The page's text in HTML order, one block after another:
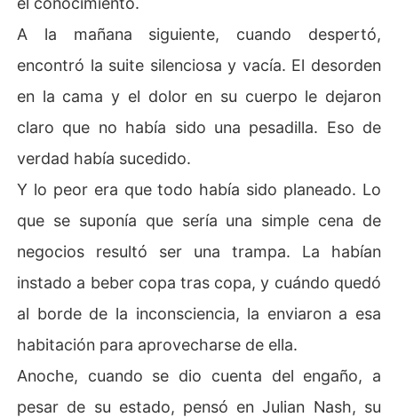
A la mañana siguiente, cuando despertó,
encontró la suite silenciosa y vacía. El desorden
en la cama y el dolor en su cuerpo le dejaron
claro que no había sido una pesadilla. Eso de
verdad había sucedido.
Y lo peor era que todo había sido planeado. Lo
que se suponía que sería una simple cena de
negocios resultó ser una trampa. La habían
instado a beber copa tras copa, y cuándo quedó
al borde de la inconsciencia, la enviaron a esa
habitación para aprovecharse de ella.
Anoche, cuando se dio cuenta del engaño, a
pesar de su estado, pensó en Julian Nash, su